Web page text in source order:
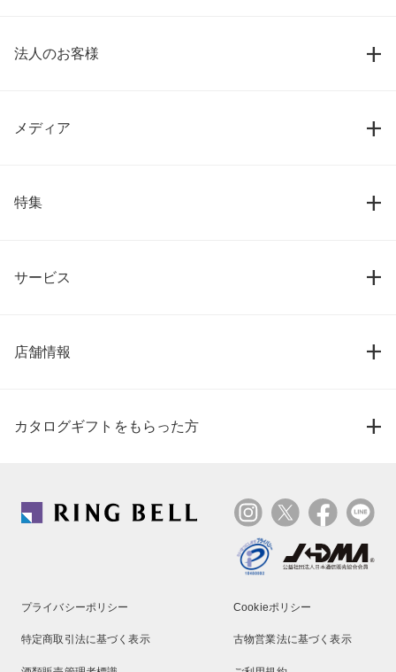
法人のお客様
メディア
特集
サービス
店舗情報
カタログギフトをもらった方
プライバシーポリシー Cookieポリシー
特定商取引法に基づく表示 古物営業法に基づく表示